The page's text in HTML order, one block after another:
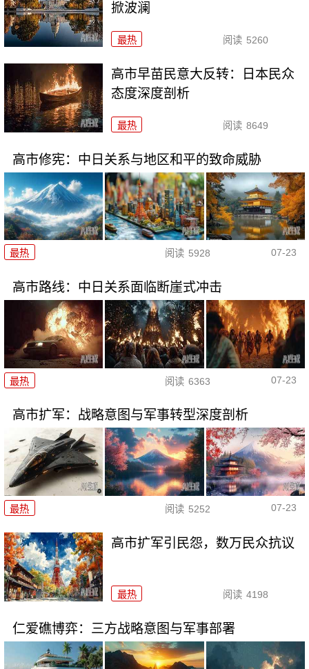
掀波澜
最热 阅读 5260
高市早苗民意大反转：日本民众
态度深度剖析
最热 阅读 8649
高市修宪：中日关系与地区和平的致命威胁
最热 阅读 5928 07-23
高市路线：中日关系面临断崖式冲击
最热 阅读 6363 07-23
高市扩军：战略意图与军事转型深度剖析
最热 阅读 5252 07-23
高市扩军引民怨，数万民众抗议
最热 阅读 4198
仁爱礁博弈：三方战略意图与军事部署